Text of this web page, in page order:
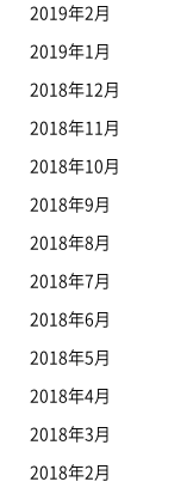
2019年2月
2019年1月
2018年12月
2018年11月
2018年10月
2018年9月
2018年8月
2018年7月
2018年6月
2018年5月
2018年4月
2018年3月
2018年2月